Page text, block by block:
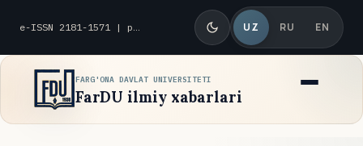
e-ISSN 2181-1571 | p-ISSN 2010-8419 UZ RU EN
FARG'ONA DAVLAT UNIVERSITETI
FarDU ilmiy xabarlari